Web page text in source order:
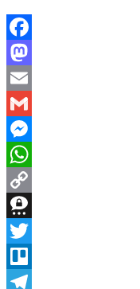
Facebook
Mastodon
Email
Gmail
Messenger
WhatsApp
Copy
Link
Threema
Twitter
Trello